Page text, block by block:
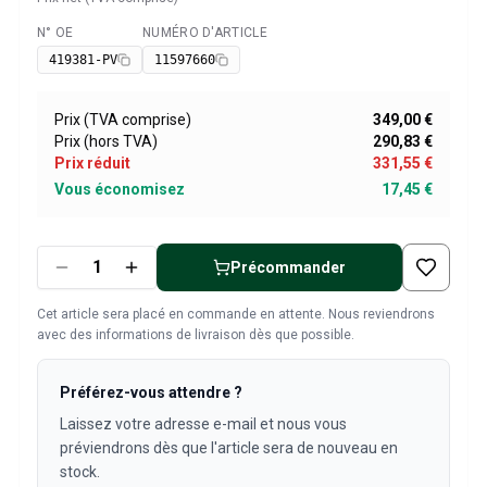
Volvo 1800 Système de freinage
Volvo 1800 Système de carburant/échappement
Volvo 1800 Pièces de carrosserie
Liaison de l'accélérateur du moteur Volvo 1800
Pièces du moteur Volvo 1800
Volvo 1800 Équipement électrique
Volvo 1800 Pièces intérieures
Volvo 1800 Système de chauffage/air frais (1961-73)
Volvo 1800 Jantes/Enjoliveurs
Volvo 1800 Divers
Pièces Volvo 140/164
Volvo 140/164 Pièces de carrosserie
Volvo 140/164 Système de freinage
Volvo 140/164 Système de refroidissement
Volvo 140/164 Équipement électrique
Disponible
N° OE
419381-PV
NUMÉRO D'ARTICLE
11597660
Prix (TVA comprise)
349,00 €
Prix (hors TVA)
290,83 €
Prix réduit
331,55 €
Vous économisez
17,45 €
Précommander
Cet article sera placé en commande en attente. Nous reviendrons
avec des informations de livraison dès que possible.
Préférez-vous attendre ?
Laissez votre adresse e-mail et nous vous
préviendrons dès que l'article sera de nouveau en
stock.